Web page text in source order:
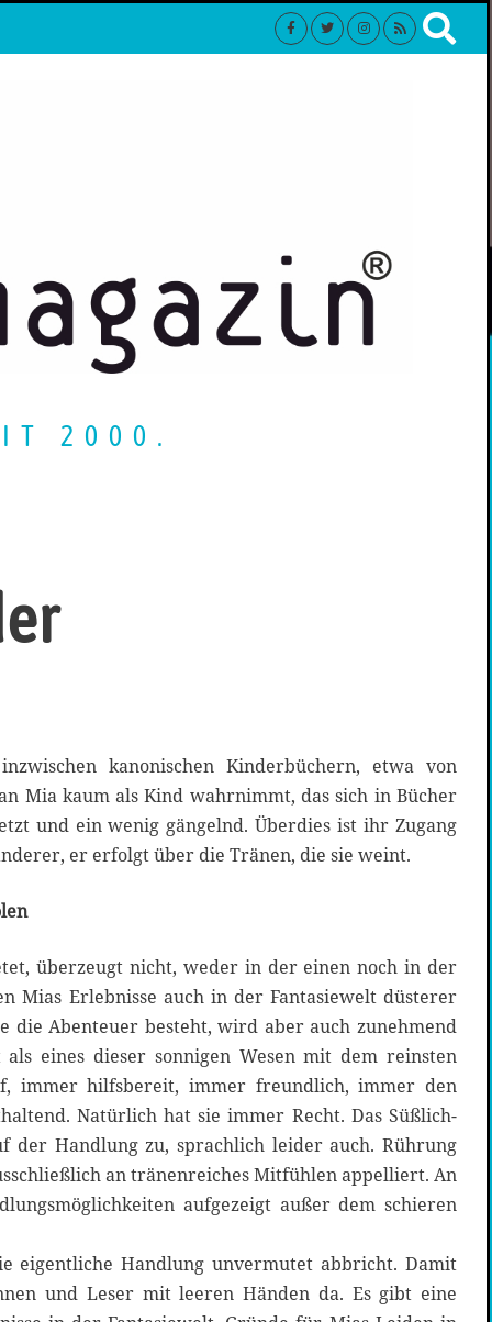
2000.
kanonischen Kinderbüchern, etwa von
Mia kaum als Kind wahrnimmt, das sich in Bücher
und ein wenig gängelnd. Überdies ist ihr Zugang
er erfolgt über die Tränen, die sie weint.
überzeugt nicht, weder in der einen noch in der
Mias Erlebnisse auch in der Fantasiewelt düsterer
die Abenteuer besteht, wird aber auch zunehmend
eines dieser sonnigen Wesen mit dem reinsten
immer hilfsbereit, immer freundlich, immer den
Natürlich hat sie immer Recht. Das Süßlich-
der Handlung zu, sprachlich leider auch. Rührung
an tränenreiches Mitfühlen appelliert. An
aufgezeigt außer dem schieren
eigentliche Handlung unvermutet abbricht. Damit
und Leser mit leeren Händen da. Es gibt eine